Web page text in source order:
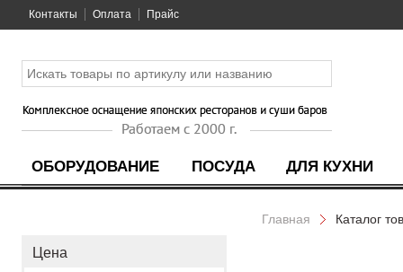
Контакты Оплата Прайс
ОБОРУДОВАНИЕ ПОСУДА ДЛЯ КУХНИ
Цена
Главная Каталог